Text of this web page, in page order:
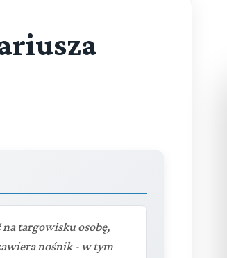
targowisku osobę,
nośnik - w tym